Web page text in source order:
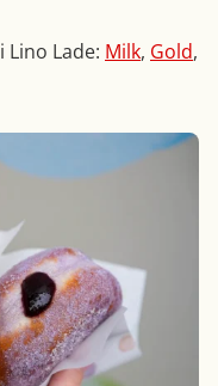
Lade: Milk, Gold,